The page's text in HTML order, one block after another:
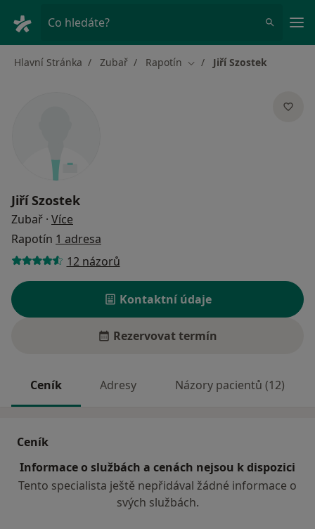
Co hledáte?
Hlavní Stránka Zubař Rapotín Změna města
Jiří Szostek
Jiří Szostek
Zubař · Více
Rapotín 1 adresa
12 názorů
Kontaktní údaje
Rezervovat termín
Ceník Adresy Názory pacientů (12)
Ceník
Informace o službách a cenách nejsou k dispozici
Tento specialista ještě nepřidával žádné informace o
svých službách.